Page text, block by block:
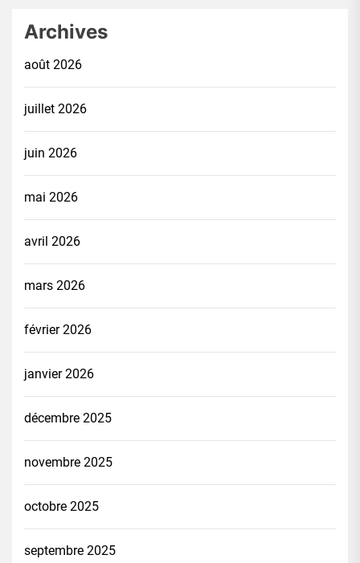
Archives
août 2026
juillet 2026
juin 2026
mai 2026
avril 2026
mars 2026
février 2026
janvier 2026
décembre 2025
novembre 2025
octobre 2025
septembre 2025